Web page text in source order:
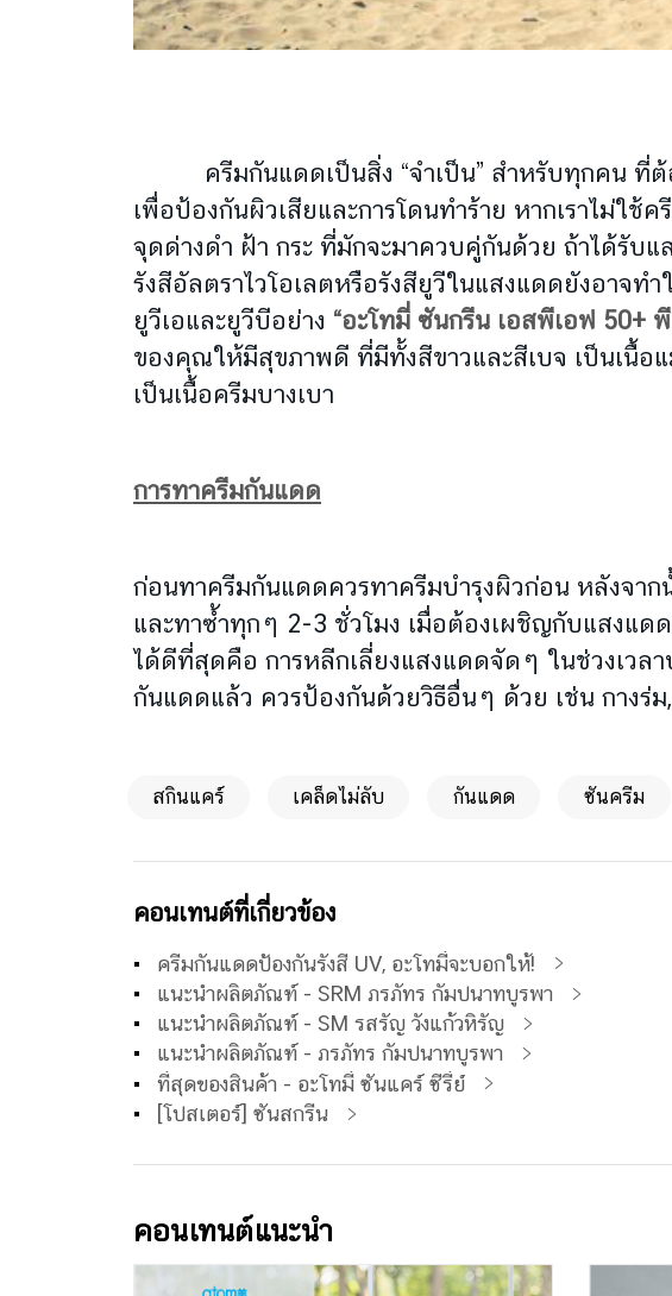
ครีมกันแดดเป็นสิ่ง “จำเป็น” สำหรับทุกคน ที่ต้อ
เพื่อป้องกันผิวเสียและการโดนทำร้าย หากเราไม่ใช้ค
จุดด่างดำ ฝ้า กระ ที่มักจะมาควบคู่กันด้วย ถ้าได้รับแ
รังสีอัลตราไวโอเลตหรือรังสียูวีในแสงแดดยังอาจทำ
ยูวีเอและยูวีบีอย่าง “อะโทมี่ ซันกรีน เอสพีเอฟ 50+ พี
ของคุณให้มีสุขภาพดี ที่มีทั้งสีขาวและสีเบจ เป็นเนื้อ
เป็นเนื้อครีมบางเบา
การทาครีมกันแดด
ก่อนทาครีมกันแดดควรทาครีมบำรุงผิวก่อน หลังจา
และทาซ้ำทุกๆ 2-3 ชั่วโมง เมื่อต้องเผชิญกับแสงแด
ได้ดีที่สุดคือ การหลีกเลี่ยงแสงแดดจัดๆ ในช่วงเวล
กันแดดแล้ว ควรป้องกันด้วยวิธีอื่นๆ ด้วย เช่น กางร่
สกินแคร์ เคล็ดไม่ลับ กันแดด ซันครีม
คอนเทนต์ที่เกี่ยวข้อง
ครีมกันแดดป้องกันรังสี UV, อะโทมี่จะบอกให้!
แนะนำผลิตภัณฑ์ - SRM ภรภัทร กัมปนาทบูรพา
แนะนำผลิตภัณฑ์ - SM รสรัญ วังแก้วหิรัญ
แนะนำผลิตภัณฑ์ - ภรภัทร กัมปนาทบูรพา
ที่สุดของสินค้า - อะโทมี่ ซันแคร์ ซีรี่ย์
[โปสเตอร์] ซันสกรีน
คอนเทนต์แนะนำ